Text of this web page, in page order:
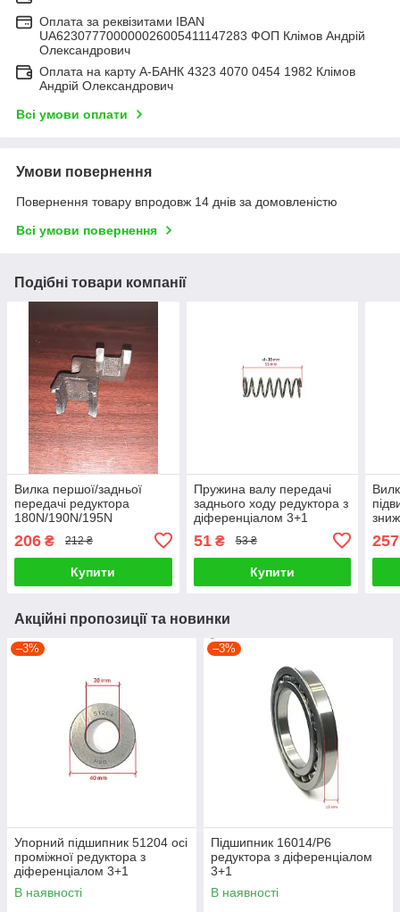
Оплата за реквізитами IBAN
UA623077700000026005411147283 ФОП Клімов Андрій
Олександрович
Оплата на карту А-БАНК 4323 4070 0454 1982 Клімов
Андрій Олександрович
Всі умови оплати
Умови повернення
Повернення товару впродовж 14 днів за домовленістю
Всі умови повернення
Подібні товари компанії
Вилка першої/задньої
передачі редуктора
180N/190N/195N
206 ₴ 212 ₴
Купити
Пружина валу передачі
заднього ходу редуктора з
діференціалом 3+1
51₴ 53 ₴
Купити
КПП
257
Акційні пропозиції та новинки
–3%
Упорний підшипник 51204 осі
проміжної редуктора з
діференціалом 3+1
В наявності
–3%
Підшипник 16014/P6
редуктора з діференціалом
3+1
В наявності